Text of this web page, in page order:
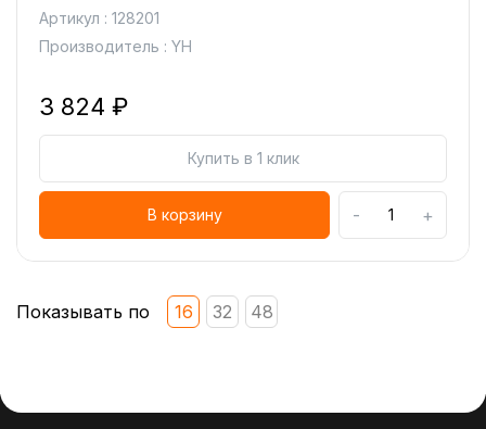
Артикул : 128201
Производитель : YH
3 824 ₽
Купить в 1 клик
В корзину - +
Показывать по 16 32 48